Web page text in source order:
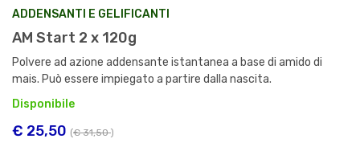
ADDENSANTI E GELIFICANTI
AM Start 2 x 120g
Polvere ad azione addensante istantanea a base di amido di
mais. Può essere impiegato a partire dalla nascita.
Disponibile
€ 25,50 (€ 31,50)